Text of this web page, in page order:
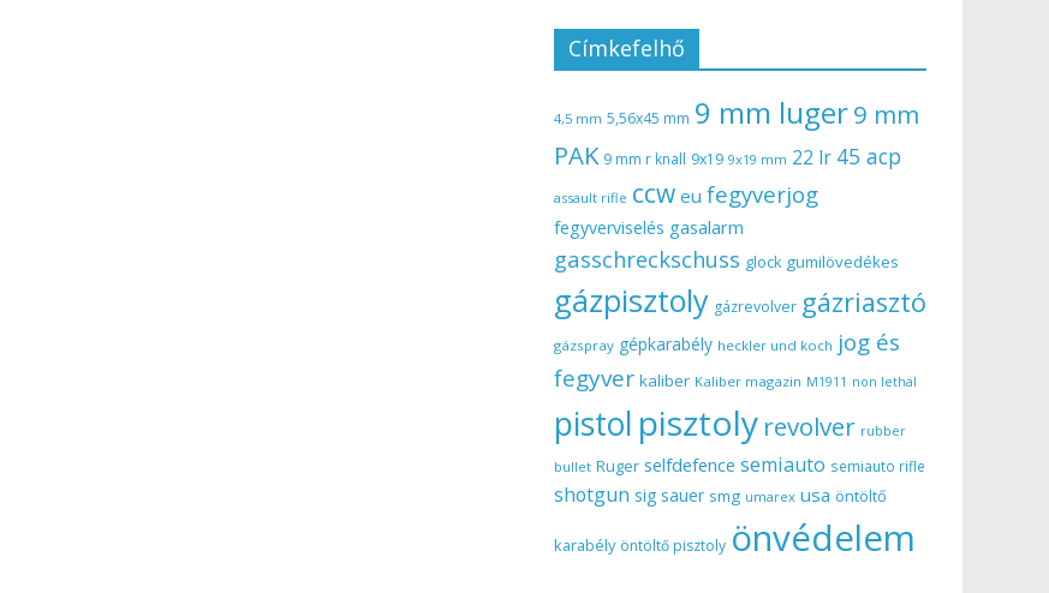
Címkefelhő
4,5 mm 5,56x45 mm 9 mm luger9 mm
PAK 9 mm r knall 9x19 9x19 mm 22 lr 45 acp
assault rifle ccw eu fegyverjog
fegyverviselés gasalarm
gasschreckschuss glock gumilövedékes
gázpisztoly gázrevolver gázriasztó
gázspray gépkarabély heckler und koch jog és
fegyver kaliber Kaliber magazin M1911 non lethal
pistol pisztoly revolver rubber
bullet Ruger selfdefence semiauto semiauto rifle
shotgun sig sauer smg umarex usa öntöltő
karabély öntöltő pisztoly önvédelem